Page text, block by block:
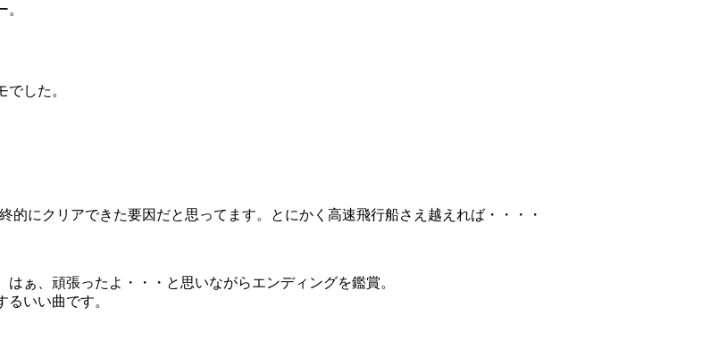
した。
にクリアできた要因だと思ってます。とにかく高速飛行船さえ越えれば・・・・
ぁ、頑張ったよ・・・と思いながらエンディングを鑑賞。
いい曲です。